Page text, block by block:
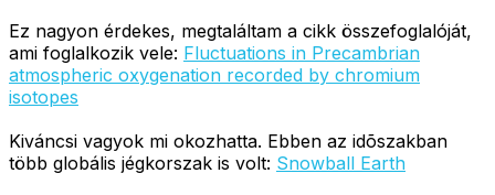
Ez nagyon érdekes, megtaláltam a cikk összefoglalóját,
ami foglalkozik vele: Fluctuations in Precambrian
atmospheric oxygenation recorded by chromium
isotopes
Kiváncsi vagyok mi okozhatta. Ebben az idõszakban
több globális jégkorszak is volt: Snowball Earth